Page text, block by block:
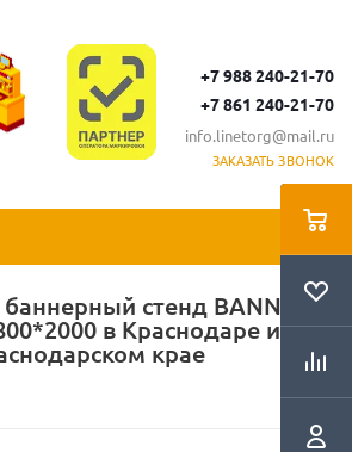
+7 988 240-21-70
+7 861 240-21-70
info.linetorg@mail.ru
ЗАКАЗАТЬ ЗВОНОК
стенд BANNER
в Краснодаре и
крае